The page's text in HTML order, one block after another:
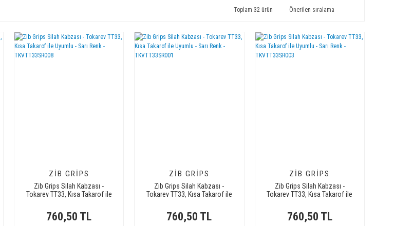
Toplam 32 ürün
ZIB GRIPS
Zib Grips Silah Kabzası -
Tokarev TT33, Kısa Takarof ile
TKVTT33SR008
760,50 TL
ZIB GRIPS
Zib Grips Silah Kabzası -
Tokarev TT33, Kısa Takarof ile
TKVTT33SR001
760,50 TL
ZIB GRIPS
Zib Grips Silah Kabzası -
Tokarev TT33, Kısa Takarof ile
TKVTT33SR003
760,50 TL